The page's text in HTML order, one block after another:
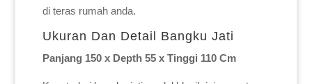
di teras rumah anda.
Ukuran Dan Detail Bangku Jati
Panjang 150 x Depth 55 x Tinggi 110 Cm